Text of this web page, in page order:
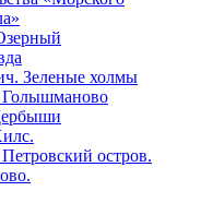
Зеленые холмы
Голышманово
остров.